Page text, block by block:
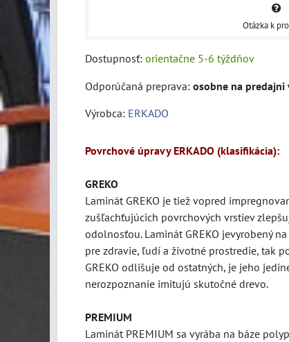
Otázka k
Dostupnosť: orientačne 5-6 týždňov
osobne na predajni
Výrobca: ERKADO
Povrchové úpravy ERKADO (klasifikácia):
GREKO
Laminát GREKO je tiež vopred
zušľachťujúcich povrchových vrstiev
odolnosťou. Laminát GREKO jevyrobený
pre zdravie, ľudí a životné prostredie, tak
GREKO odlišuje od ostatných, je jeho
nerozpoznanie imitujú skutočné drevo.
PREMIUM
Laminát PREMIUM sa vyrába na báze